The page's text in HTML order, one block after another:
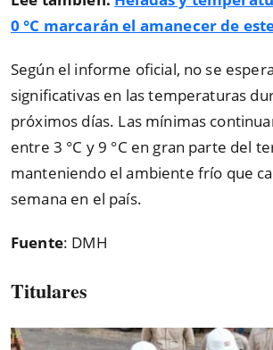
0 °C marcarán el amanecer de
Según el informe oficial, no se
significativas en las temperaturas
próximos días. Las mínimas
entre 3 °C y 9 °C en gran parte del
manteniendo el ambiente frío que
semana en el país.
Fuente: DMH
Titulares